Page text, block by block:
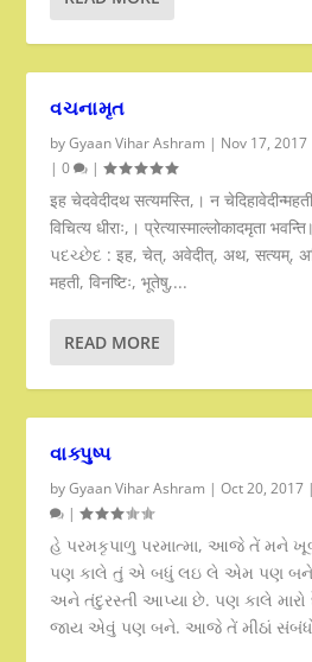
વચનામૃત
byGyaan Vihar Ashram | Nov 17, 2017
|0 |
इह चेदवेदीदथ सत्यमस्ति,। न
विचित्य धीराः,। प्रेत्यास्माल्लोकादमृता
પદચ્છેદ : इह, चेत्, अवेदीत्, अथ, सत्यम्,
महती, विनष्टिः, भूतेषु,...
READ MORE
વાક્પુષ્પ
byGyaan Vihar Ashram |Oct 20, 2017
|
હે પરમકૃપાળુ પરમાત્મા, આજે તેં મને
પણ કાલે તું એ બધું લઇ લે એમ પણ
અને તંદુરસ્તી આપ્યા છે. પણ કાલે મારો
જાય એવું પણ બને. આજે તેં મીઠાં